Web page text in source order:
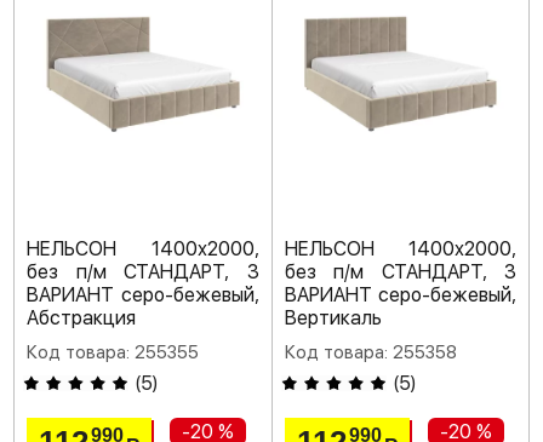
НЕЛЬСОН 1400х2000,
без п/м СТАНДАРТ, 3
ВАРИАНТ серо-бежевый,
Абстракция
Код товара: 255355
(5)
990
-20 %
НЕЛЬСОН 1400х2000,
без п/м СТАНДАРТ, 3
ВАРИАНТ серо-бежевый,
Вертикаль
Код товара: 255358
(5)
990
-20 %